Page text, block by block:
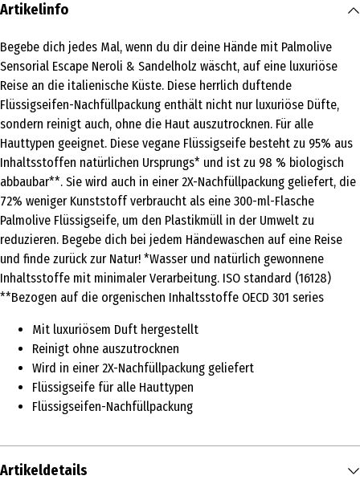
Artikelinfo
Begebe dich jedes Mal, wenn du dir deine Hände mit Palmolive
Sensorial Escape Neroli & Sandelholz wäscht, auf eine luxuriöse
Reise an die italienische Küste. Diese herrlich duftende
Flüssigseifen-Nachfüllpackung enthält nicht nur luxuriöse Düfte,
sondern reinigt auch, ohne die Haut auszutrocknen. Für alle
Hauttypen geeignet. Diese vegane Flüssigseife besteht zu 95% aus
Inhaltsstoffen natürlichen Ursprungs* und ist zu 98 % biologisch
abbaubar**. Sie wird auch in einer 2X-Nachfüllpackung geliefert, die
72% weniger Kunststoff verbraucht als eine 300-ml-Flasche
Palmolive Flüssigseife, um den Plastikmüll in der Umwelt zu
reduzieren. Begebe dich bei jedem Händewaschen auf eine Reise
und finde zurück zur Natur! *Wasser und natürlich gewonnene
Inhaltsstoffe mit minimaler Verarbeitung. ISO standard (16128)
**Bezogen auf die orgenischen Inhaltsstoffe OECD 301 series
Mit luxuriösem Duft hergestellt
Reinigt ohne auszutrocknen
Wird in einer 2X-Nachfüllpackung geliefert
Flüssigseife für alle Hauttypen
Flüssigseifen-Nachfüllpackung
Artikeldetails